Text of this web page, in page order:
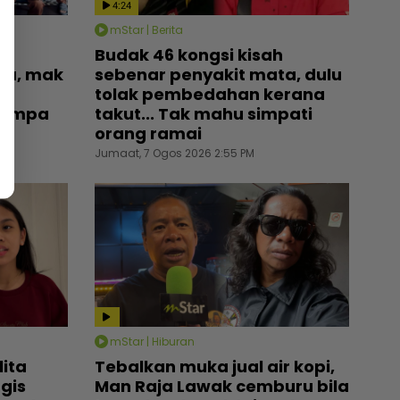
mak
4:24
mStar | Berita
Budak 46 kongsi kisah
sebenar penyakit mata, dulu
tolak pembedahan kerana
takut... Tak mahu simpati
orang ramai
Jumaat, 7 Ogos 2026 2:55 PM
mStar | Hiburan
Tebalkan muka jual air kopi,
Man Raja Lawak cemburu bila